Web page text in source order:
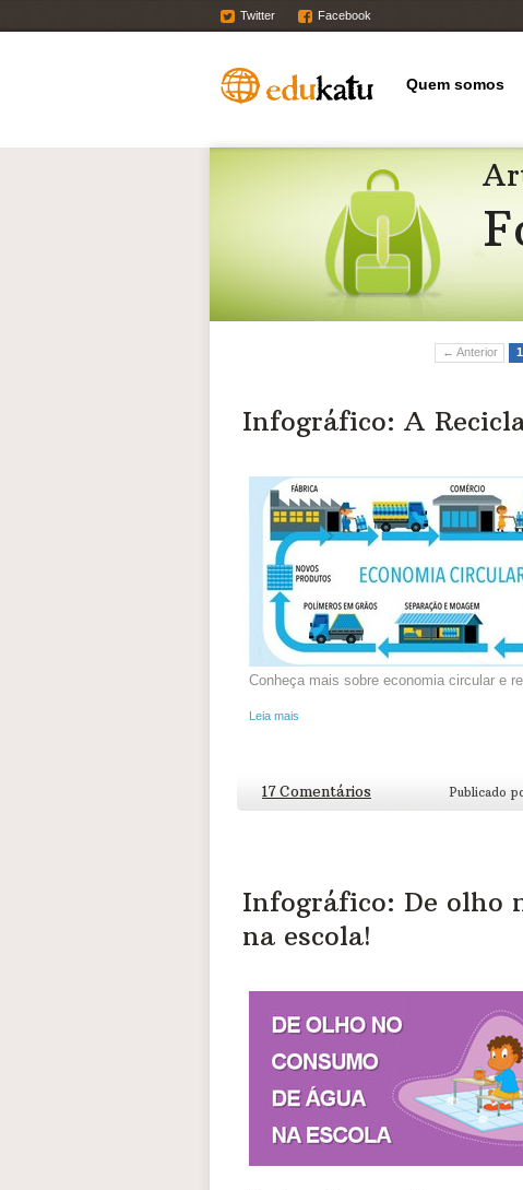
Twitter Facebook
Quem somos
← Anterior 1
Infográfico: A
Conheça mais sobre economia circular e
Leia mais
17 Comentários Publicado
Infográfico: De olho
na escola!